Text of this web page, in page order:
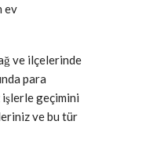
ev
ve ilçelerinde
para
geçimini
ve bu tür